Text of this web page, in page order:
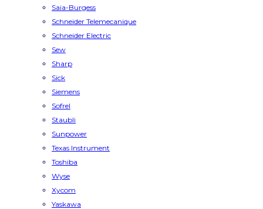
Saia-Burgess
Schneider Telemecanique
Schneider Electric
Sew
Sharp
Sick
Siemens
Sofrel
Staubli
Sunpower
Texas Instrument
Toshiba
Wyse
Xycom
Yaskawa